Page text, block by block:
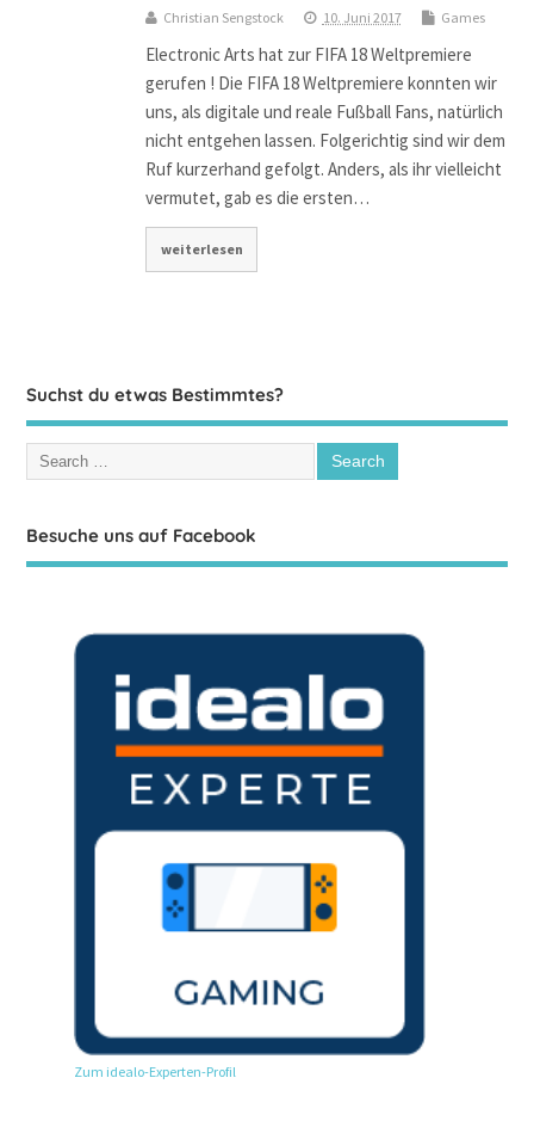
Christian Sengstock 10. Juni 2017 Games
Electronic Arts hat zur FIFA 18 Weltpremiere
gerufen ! Die FIFA 18 Weltpremiere konnten wir
uns, als digitale und reale Fußball Fans, natürlich
nicht entgehen lassen. Folgerichtig sind wir dem
Ruf kurzerhand gefolgt. Anders, als ihr vielleicht
vermutet, gab es die ersten…
weiterlesen
Suchst du etwas Bestimmtes?
Besuche uns auf Facebook
Zum idealo-Experten-Profil